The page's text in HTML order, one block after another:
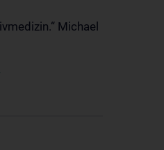
Michael